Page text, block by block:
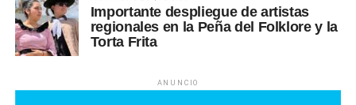
Importante despliegue de artistas
regionales en la Peña del Folklore y la
Torta Frita
ANUNCIO